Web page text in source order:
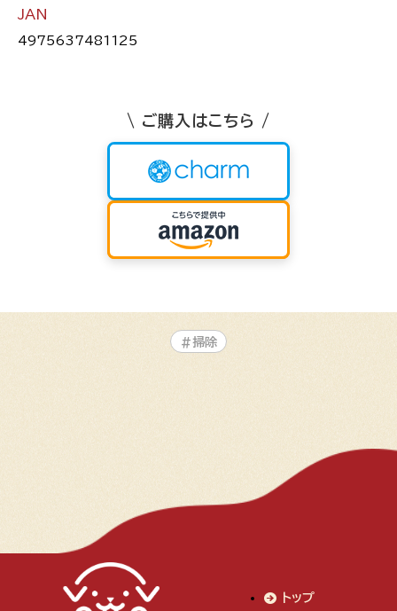
JAN
4975637481125
\ ご購入はこちら /
#掃除
トップ